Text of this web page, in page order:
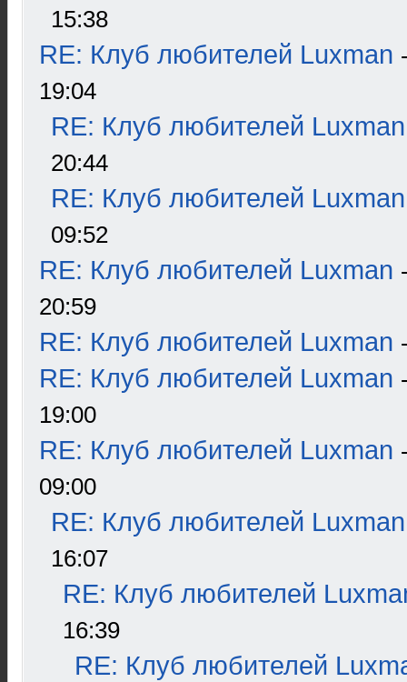
15:38
RE: Клуб любителей Luxman
19:04
RE: Клуб любителей Luxman
20:44
RE: Клуб любителей Luxman
09:52
RE: Клуб любителей Luxman
20:59
RE: Клуб любителей Luxman
RE: Клуб любителей Luxman
19:00
RE: Клуб любителей Luxman
09:00
RE: Клуб любителей Luxman
16:07
RE: Клуб любителей
16:39
RE: Клуб любителей